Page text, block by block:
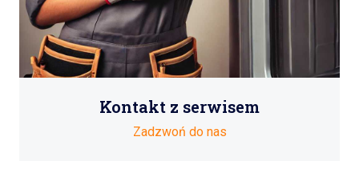
Kontakt z serwisem
Zadzwoń do nas